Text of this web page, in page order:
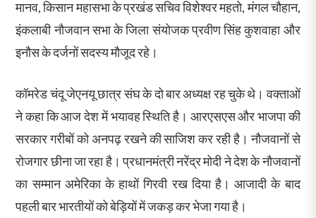
मानव, किसान महासभा के प्रखंड सचिव विशेश्वर महतो, मंगल चौहान,
इंकलाबी नौजवान सभा के जिला संयोजक प्रवीण सिंह कुशवाहा और
इनौस के दर्जनों सदस्य मौजूद रहे।
कॉमरेड चंदू जेएनयू छात्र संघ के दो बार अध्यक्ष रह चुके थे। वक्ताओं
ने कहा कि आज देश में भयावह स्थिति है। आरएसएस और भाजपा की
सरकार गरीबों को अनपढ़ रखने की साजिश कर रही है। नौजवानों से
रोजगार छीना जा रहा है। प्रधानमंत्री नरेंद्र मोदी ने देश के नौजवानों
का सम्मान अमेरिका के हाथों गिरवी रख दिया है। आजादी के बाद
पहली बार भारतीयों को बेड़ियों में जकड़ कर भेजा गया है।